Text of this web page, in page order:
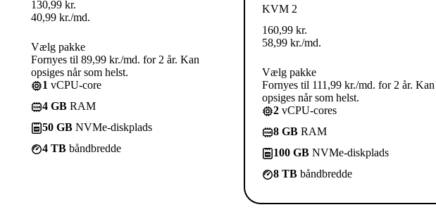
130,99 kr.
40,99 kr./md.
Vælg pakke
Fornyes til 89,99 kr./md. for 2 år. Kan
opsiges når som helst.
1 vCPU-core
4 GB RAM
50 GB NVMe-diskplads
4 TB båndbredde
KVM 2
160,99 kr.
58,99 kr./md.
Vælg pakke
Fornyes til 111,99 kr./md. for 2 år. Kan
opsiges når som helst.
2 vCPU-cores
8 GB RAM
100 GB NVMe-diskplads
8 TB båndbredde